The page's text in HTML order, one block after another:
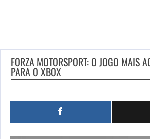
FORZA MOTORSPORT: O JOGO MAIS
PARA O XBOX